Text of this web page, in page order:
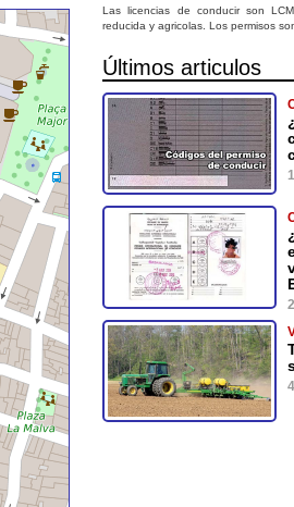
Las licencias de conducir son
reducida y agricolas. Los permisos
Últimos articulos